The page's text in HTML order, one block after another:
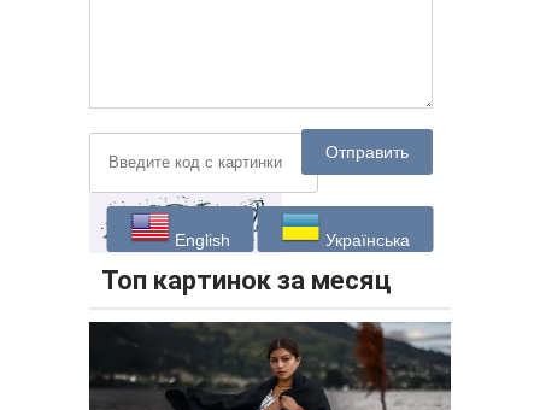
Отправить
English Українська
Топ картинок за месяц